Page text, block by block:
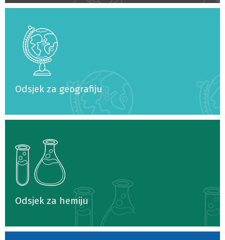
Odsjek za geografiju
Odsjek za hemiju